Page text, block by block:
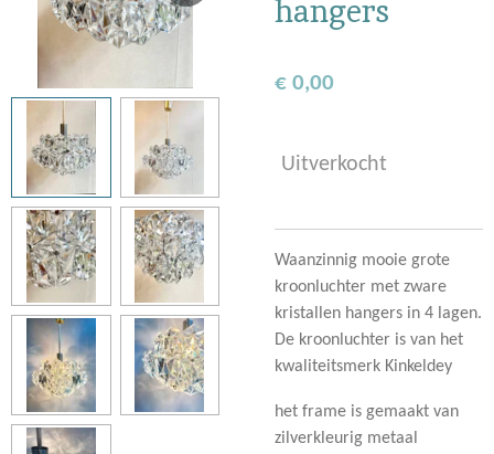
hangers
€ 0,00
Uitverkocht
Waanzinnig mooie grote
kroonluchter met zware
kristallen hangers in 4 lagen.
De kroonluchter is van het
kwaliteitsmerk Kinkeldey
het frame is gemaakt van
zilverkleurig metaal